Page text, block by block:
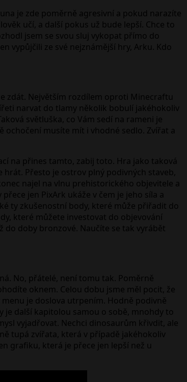
je zde poměrně agresivní a pokud narazíte
učí, a další pokus už bude lepší. Chce to
jsem se svou sluj vykopat přímo do
vypůjčili ze své nejznámější hry, Arku. Kdo
zdát. Největším rozdílem oproti Minecraftu
narvat do tlamy několik bobulí jakéhokoliv
světluška, co Vám sedí na rameni je
musíte mít i vhodné sedlo. Zvířat a
na přines tamto, zabij toto. Hra jako taková
Přesto je ostrov plný podivných staveb,
najel na vlnu prehistorického objevitele a
jen PixArk ukáže v čem je jeho síla a
ty zkušenostní body, které může přiřadit do
které můžete investovat do objevování
do doby bronzové. Naučíte se tak vyrábět
No, přátelé, není tomu tak. Poměrně
oknem. Celou dobu jsme měl pocit, že
je doslova utrpením. Hodně podivně
je další kapitolou samou o sobě, mnohdy to
vyjadřovat. Nechci dinosaurům křivdit, ale
tupá zvířata, která v případě jakéhokoliv
grafiku, která je přece jen lepší než u